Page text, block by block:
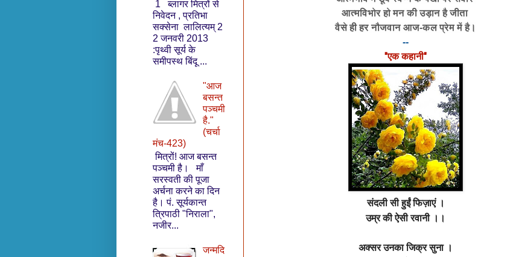
आत्मविभोर हो मन की उड़ान है जीता
वैसे ही हर नौजवान आज-कल प्रेम में है।
--
"एक कहानी"
संदली सी हुईं फिज़ाएं ।
उम्र की ऐसी रवानी ।।
अक्सर उनका जिक्र सुना ।
1 ब्लागर मित्रों से
निवेदन , प्रतिभा
सक्सेना लालित्यम् 2
2 जनवरी 2013
:पृथ्वी सूर्य के
समीपस्थ बिंदू ...
"आज
बसन्त
पञ्चमी
है."
(चर्चा
मंच-423)
मित्रों! आज बसन्त
पञ्चमी है। माँ
सरस्वती की पूजा
अर्चना करने का दिन
है। पं. सूर्यकान्त
त्रिपाठी "निराला",
नजीर...
जन्मदि